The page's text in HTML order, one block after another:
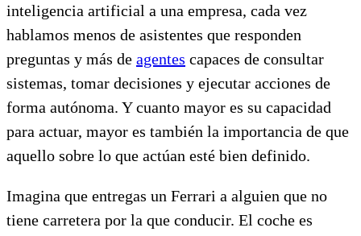
inteligencia artificial a una empresa, cada vez
hablamos menos de asistentes que responden
preguntas y más de agentes capaces de consultar
sistemas, tomar decisiones y ejecutar acciones de
forma autónoma. Y cuanto mayor es su capacidad
para actuar, mayor es también la importancia de que
aquello sobre lo que actúan esté bien definido.
Imagina que entregas un Ferrari a alguien que no
tiene carretera por la que conducir. El coche es